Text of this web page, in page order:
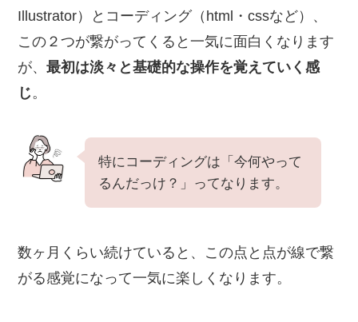
Illustrator）とコーディング（html・cssなど）、
この２つが繋がってくると一気に面白くなります
が、最初は淡々と基礎的な操作を覚えていく感
じ。
特にコーディングは「今何やって
るんだっけ？」ってなります。
数ヶ月くらい続けていると、この点と点が線で繋
がる感覚になって一気に楽しくなります。